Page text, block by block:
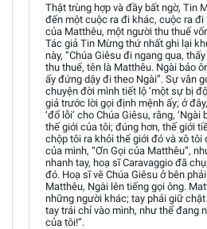
Thật trùng hợp và đầy bất ngờ, Tin
đến một cuộc ra đi khác, cuộc ra đi
của Matthêu, một người thu thuế
Tác giả Tin Mừng thứ nhất ghi lại
này, “Chúa Giêsu đi ngang qua,
thu thuế, tên là Matthêu. Ngài bảo
ấy đứng dậy đi theo Ngài”. Sự vắn
chuyện đời mình tiết lộ ‘một sự bị
giả trước lời gọi định mệnh ấy; ở
‘đổ lỗi’ cho Chúa Giêsu, rằng,
thế giới của tôi; đúng hơn, thế giới
chộp tôi ra khỏi thế giới đó và xô tôi
của mình, “Ơn Gọi của Matthêu”,
nhanh tay, hoạ sĩ Caravaggio đã
đó. Hoạ sĩ vẽ Chúa Giêsu ở bên
Matthêu, Ngài lên tiếng gọi ông.
những người khác; tay phải giữ
tay trái chỉ vào mình, như thể đang
của tôi!”.